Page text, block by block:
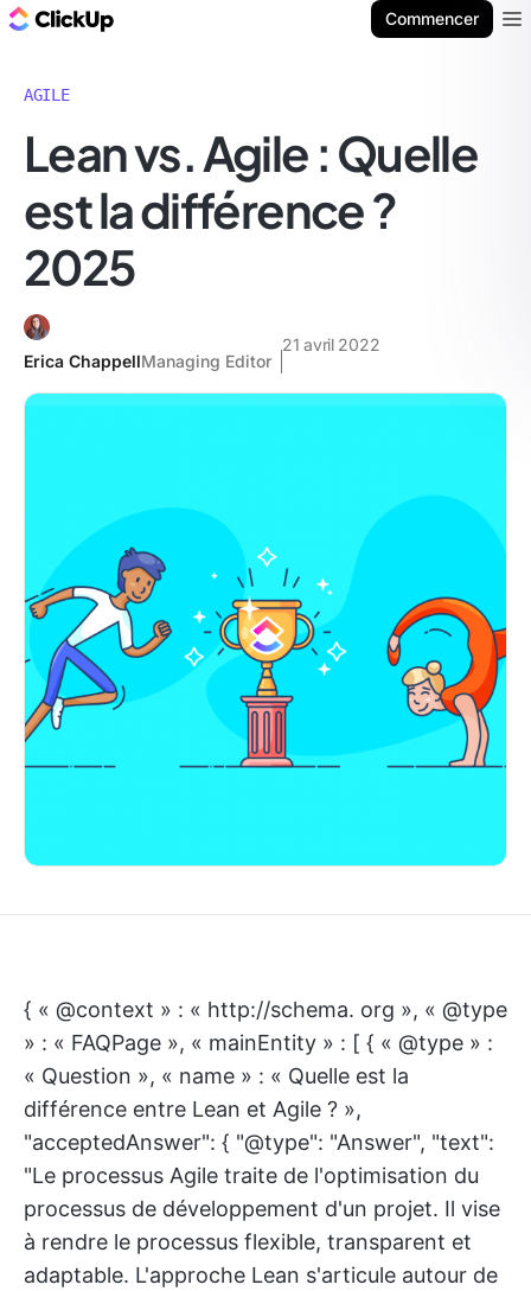
Commencer
AGILE
Lean vs. Agile : Quelle
est la différence ?
2025
Erica ChappellManaging Editor
21 avril 2022
{ « @context » : « http://schema. org », « @type
» : « FAQPage », « mainEntity » : [ { « @type » :
« Question », « name » : « Quelle est la
différence entre Lean et Agile ? »,
"acceptedAnswer": { "@type": "Answer", "text":
"Le processus Agile traite de l'optimisation du
processus de développement d'un projet. Il vise
à rendre le processus flexible, transparent et
adaptable. L'approche Lean s'articule autour de